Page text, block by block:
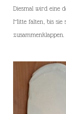
Diesmal wird eine
Mitte falten, bis sie
zusammenklappen.